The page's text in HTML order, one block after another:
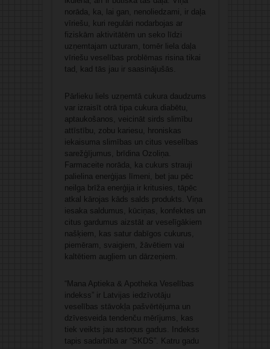
norāda, ka, lai gan, nenoliedzami, ir daļa
vīriešu, kuri regulāri nodarbojas ar
fiziskām aktivitātēm un seko līdzi
uzņemtajam uzturam, tomēr liela daļa
vīriešu veselības problēmas risina tikai
tad, kad tās jau ir saasinājušās.
Pārlieku liels uzņemtā cukura daudzums
var izraisīt otrā tipa cukura diabētu,
aptaukošanos, veicināt sirds slimību
attīstību, zobu kariesu, hroniskas
iekaisuma slimības un citus veselības
sarežģījumus, brīdina Ozoliņa.
Farmaceite norāda, ka cukurs strauji
palielina enerģijas līmeni, bet jau pēc
neilga brīža enerģija ir kritusies, tāpēc
atkal kārojas kāds salds produkts. Viņa
iesaka saldumus, kūciņas, konfektes un
citus gardumus aizstāt ar veselīgākiem
našķiem, kas satur dabīgos cukurus,
piemēram, svaigiem, žāvētiem vai
kaltētiem augļiem un dārzeņiem.
“Mana Aptieka & Apotheka Veselības
indekss” ir Latvijas iedzīvotāju
veselības stāvokļa pašvērtējuma un
dzīvesveida tendenču mērījums, kas
tiek veikts jau astoņus gadus. Indekss
tapis sadarbībā ar “SKDS”. Katru gadu